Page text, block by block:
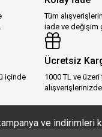
Tüm
iade ve değişim
içinde
Ücretsiz
1000 TL ve üzeri
ve indirimleri